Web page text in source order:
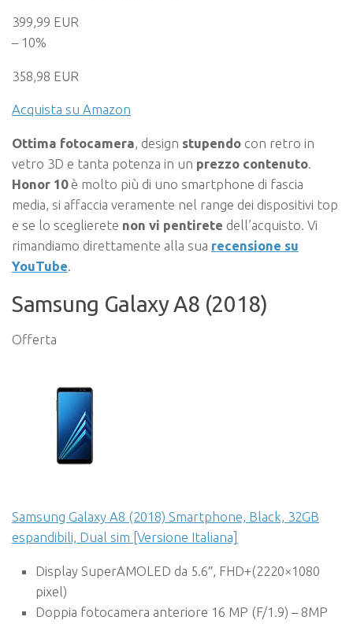
399,99 EUR
– 10%
358,98 EUR
Acquista su Amazon
Ottima fotocamera, design stupendo con retro in
vetro 3D e tanta potenza in un prezzo contenuto.
Honor 10è molto più di uno smartphone di fascia
media, si affaccia veramente nel range dei dispositivi top
e se lo sceglierete non vi pentirete dell’acquisto. Vi
rimandiamo direttamente alla sua recensione su
YouTube.
Samsung Galaxy A8 (2018)
Offerta
Samsung Galaxy A8 (2018) Smartphone, Black, 32GB
espandibili, Dual sim [Versione Italiana]
Display SuperAMOLED da 5.6″, FHD+(2220×1080
pixel)
Doppia fotocamera anteriore 16 MP (F/1.9) – 8MP